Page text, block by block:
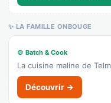
✨ LA FAMILLE ONBOUGE
🍲 Batch & Cook
La cuisine maline de
Découvrir →